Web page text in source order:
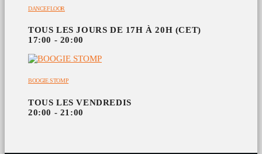
DANCEFLOOR
TOUS LES JOURS DE 17H À 20H (CET)
17:00 - 20:00
BOOGIE STOMP
TOUS LES VENDREDIS
20:00 - 21:00